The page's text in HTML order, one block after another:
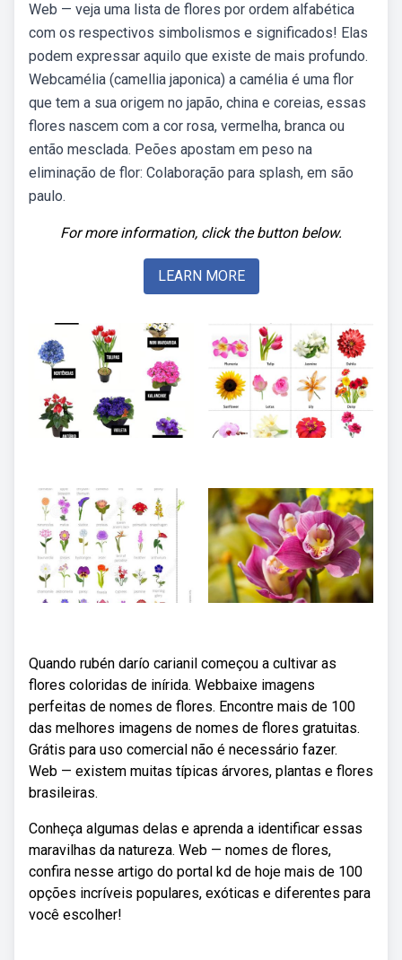
Web — veja uma lista de flores por ordem alfabética
com os respectivos simbolismos e significados! Elas
podem expressar aquilo que existe de mais profundo.
Webcamélia (camellia japonica) a camélia é uma flor
que tem a sua origem no japão, china e coreias, essas
flores nascem com a cor rosa, vermelha, branca ou
então mesclada. Peões apostam em peso na
eliminação de flor: Colaboração para splash, em são
paulo.
For more information, click the button below.
LEARN MORE
Quando rubén darío carianil começou a cultivar as
flores coloridas de inírida. Webbaixe imagens
perfeitas de nomes de flores. Encontre mais de 100
das melhores imagens de nomes de flores gratuitas.
Grátis para uso comercial não é necessário fazer.
Web — existem muitas típicas árvores, plantas e flores
brasileiras.
Conheça algumas delas e aprenda a identificar essas
maravilhas da natureza. Web — nomes de flores,
confira nesse artigo do portal kd de hoje mais de 100
opções incríveis populares, exóticas e diferentes para
você escolher!